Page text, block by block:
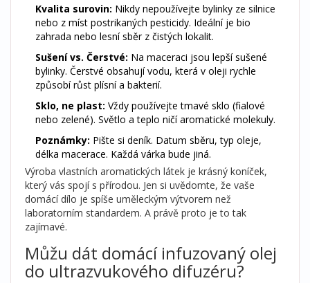
Kvalita surovin: Nikdy nepoužívejte bylinky ze silnice
nebo z míst postrikaných pesticidy. Ideální je bio
zahrada nebo lesní sběr z čistých lokalit.
Sušení vs. Čerstvé: Na maceraci jsou lepší sušené
bylinky. Čerstvé obsahují vodu, která v oleji rychle
způsobí růst plísní a bakterií.
Sklo, ne plast: Vždy používejte tmavé sklo (fialové
nebo zelené). Světlo a teplo ničí aromatické molekuly.
Poznámky: Pište si deník. Datum sběru, typ oleje,
délka macerace. Každá várka bude jiná.
Výroba vlastních aromatických látek je krásný koníček,
který vás spojí s přírodou. Jen si uvědomte, že vaše
domácí dílo je spíše uměleckým výtvorem než
laboratorním standardem. A právě proto je to tak
zajímavé.
Můžu dát domácí infuzovaný olej
do ultrazvukového difuzéru?